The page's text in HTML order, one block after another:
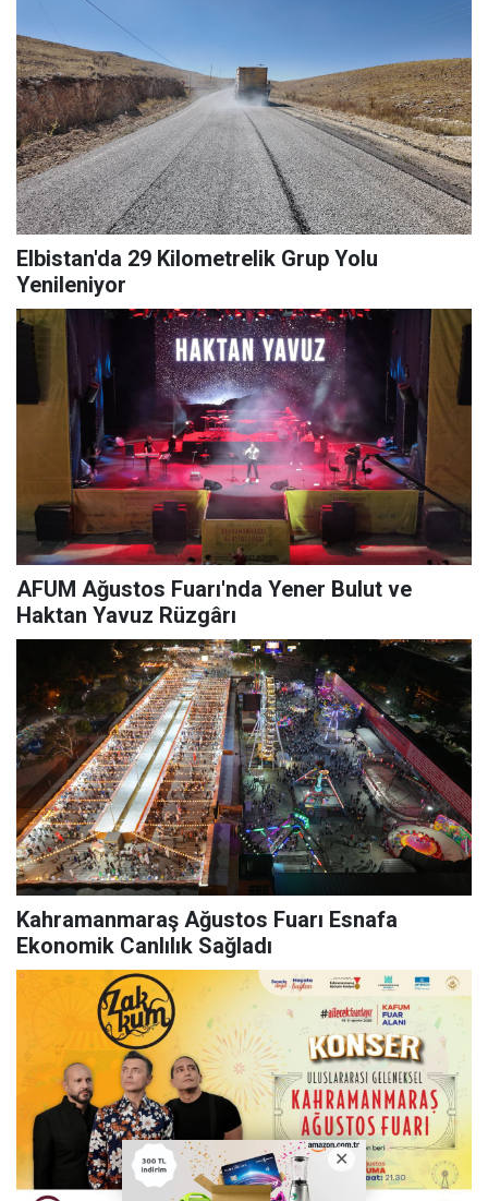
Elbistan'da 29 Kilometrelik Grup Yolu
Yenileniyor
AFUM Ağustos Fuarı'nda Yener Bulut ve
Haktan Yavuz Rüzgârı
Kahramanmaraş Ağustos Fuarı Esnafa
Ekonomik Canlılık Sağladı